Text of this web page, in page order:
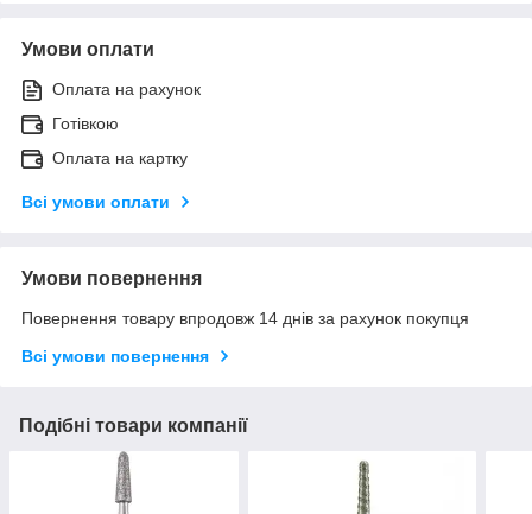
Умови оплати
Оплата на рахунок
Готівкою
Оплата на картку
Всі умови оплати
Умови повернення
Повернення товару впродовж 14 днів за рахунок покупця
Всі умови повернення
Подібні товари компанії